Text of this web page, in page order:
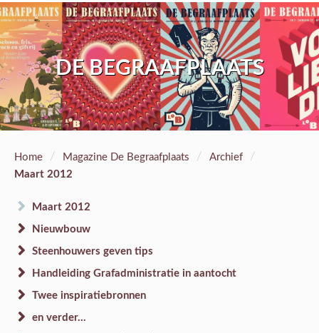
DE BEGRAAFPLAATS
Home / Magazine De Begraafplaats / Archief /
Maart 2012
Maart 2012
Nieuwbouw
Steenhouwers geven tips
Handleiding Grafadministratie in aantocht
Twee inspiratiebronnen
en verder...